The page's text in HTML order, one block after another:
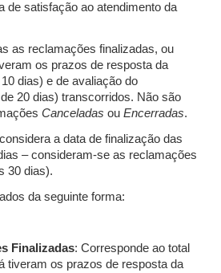
de satisfação ao atendimento da
as reclamações finalizadas, ou
os prazos de resposta da
dias) e de avaliação do
20 dias) transcorridos. Não são
Canceladas ou Encerradas.
a data de finalização das
– consideram-se as reclamações
30 dias).
da seguinte forma:
Finalizadas: Corresponde ao total
tiveram os prazos de resposta da